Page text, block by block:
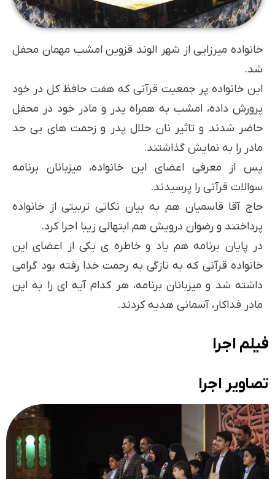
خانواده میرزایی از شهر الوند قزوین امشب مهمان محفل
شد.
این خانواده پر جمعیت قرآنی که هفت حافظ کل در خود
پرورش داده، امشب به همراه پدر و مادر خود در محفل
حاضر شدند و تاثیر نان حلال پدر و زحمت های بی حد
مادر را به نمایش گذاشتند.
پس از معرفی اعضای این خانواده، میزبانان برنامه
سوالات قرآنی را پرسیدند.
حاج آقا قاسمیان هم به بیان نکاتی تربیتی از خانواده
پرداختند و رضوان درویش هم ابتهالی زیبا اجرا کرد.
در پایان برنامه هم یاد و خاطره ی یکی از اعضای این
خانواده قرآنی که به تازگی به رحمت خدا رفته بود گرامی
داشته شد و میزبانان برنامه، هر کدام آیه ای را به این
مادر فداکار، آسمانی هدیه کردند.
فیلم اجرا
تصاویر اجرا